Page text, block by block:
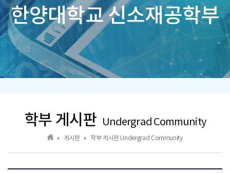
한양대학교 신소재공학부
학부 게시판 Undergrad Community
게시판 학부 게시판 Undergrad Community